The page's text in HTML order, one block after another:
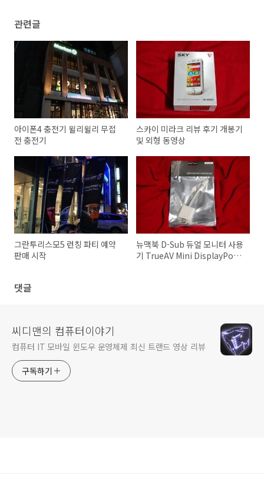
관련글
아이폰4 충전기 윌리윌리 무접
전 충전기
스카이 미라크 리뷰 후기 개봉기
및 외형 동영상
그란투리스모5 런칭 파티 예약
판매 시작
뉴맥북 D-Sub 듀얼 모니터 사용
기 TrueAV Mini DisplayPort
댓글
씨디맨의 컴퓨터이야기
컴퓨터 IT 모바일 윈도우 운영체제 최신 트랜드 영상 리뷰
구독하기